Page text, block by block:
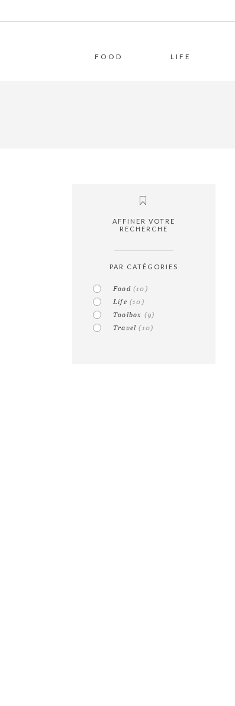
FOOD LIFE
AFFINER VOTRE
RECHERCHE
PAR CATÉGORIES
food(10)
life (10)
toolbox (9)
travel (10)